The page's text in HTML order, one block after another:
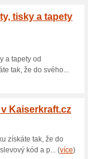
>
Řazení: